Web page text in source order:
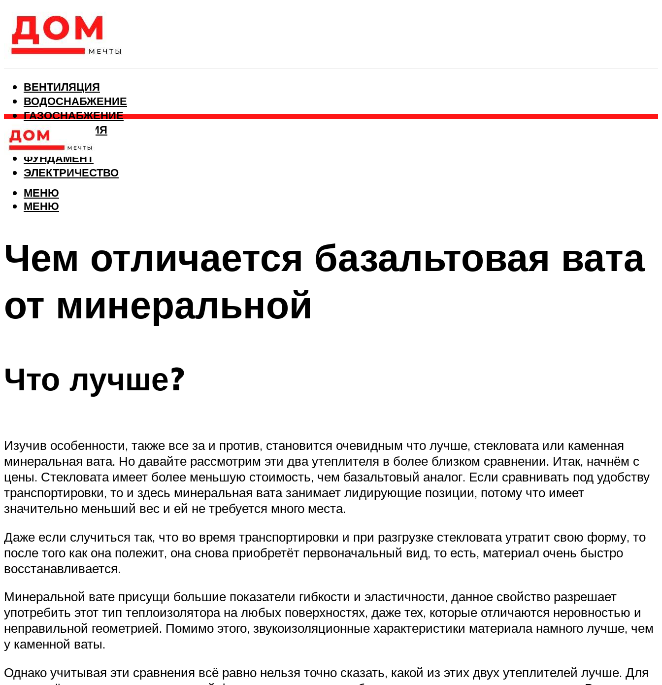
ВЕНТИЛЯЦИЯ
ВОДОСНАБЖЕНИЕ
ГАЗОСНАБЖЕНИЕ
КАНАЛИЗАЦИЯ
ОТОПЛЕНИЕ
ФУНДАМЕНТ
ЭЛЕКТРИЧЕСТВО
МЕНЮ
МЕНЮ
Чем отличается базальтовая вата
от минеральной
Что лучше?
Изучив особенности, также все за и против, становится очевидным что лучше, стекловата или каменная
минеральная вата. Но давайте рассмотрим эти два утеплителя в более близком сравнении. Итак, начнём с
цены. Стекловата имеет более меньшую стоимость, чем базальтовый аналог. Если сравнивать под удобству
транспортировки, то и здесь минеральная вата занимает лидирующие позиции, потому что имеет
значительно меньший вес и ей не требуется много места.
Даже если случиться так, что во время транспортировки и при разгрузке стекловата утратит свою форму, то
после того как она полежит, она снова приобретёт первоначальный вид, то есть, материал очень быстро
восстанавливается.
Минеральной вате присущи большие показатели гибкости и эластичности, данное свойство разрешает
употребить этот тип теплоизолятора на любых поверхностях, даже тех, которые отличаются неровностью и
неправильной геометрией. Помимо этого, звукоизоляционные характеристики материала намного лучше, чем
у каменной ваты.
Однако учитывая эти сравнения всё равно нельзя точно сказать, какой из этих двух утеплителей лучше. Для